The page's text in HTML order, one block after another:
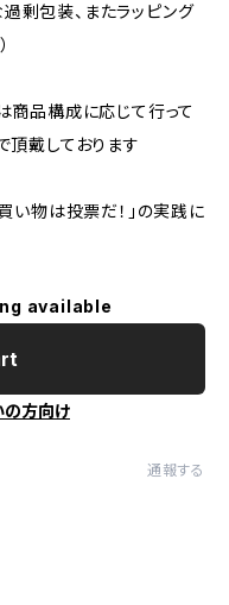
剰包装、またラッピング
商品構成に応じて行って
頂戴しております
い物は投票だ！」の実践に
available
の方向け
通報する